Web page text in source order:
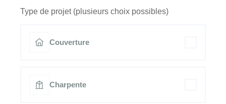
Type de projet (plusieurs choix possibles)
Couverture
Charpente